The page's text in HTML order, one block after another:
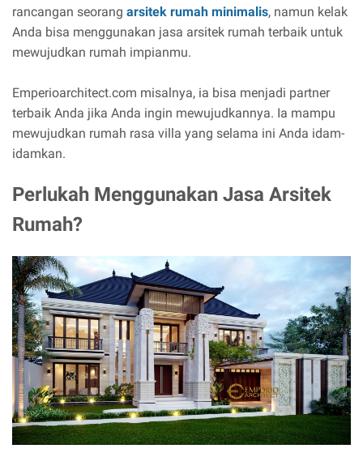
rancangan seorang arsitek rumah minimalis, namun kelak
Anda bisa menggunakan jasa arsitek rumah terbaik untuk
mewujudkan rumah impianmu.
Emperioarchitect.com misalnya, ia bisa menjadi partner
terbaik Anda jika Anda ingin mewujudkannya. Ia mampu
mewujudkan rumah rasa villa yang selama ini Anda idam-
idamkan.
Perlukah Menggunakan Jasa Arsitek
Rumah?